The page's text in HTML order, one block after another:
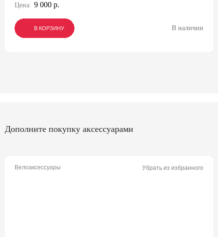
Цена: 9 000 р.
В КОРЗИНУ
В КОРЗИНУ
В КОРЗИНУ В наличии
Дополните покупку аксессуарами
Велоаксессуары Убрать из избранного